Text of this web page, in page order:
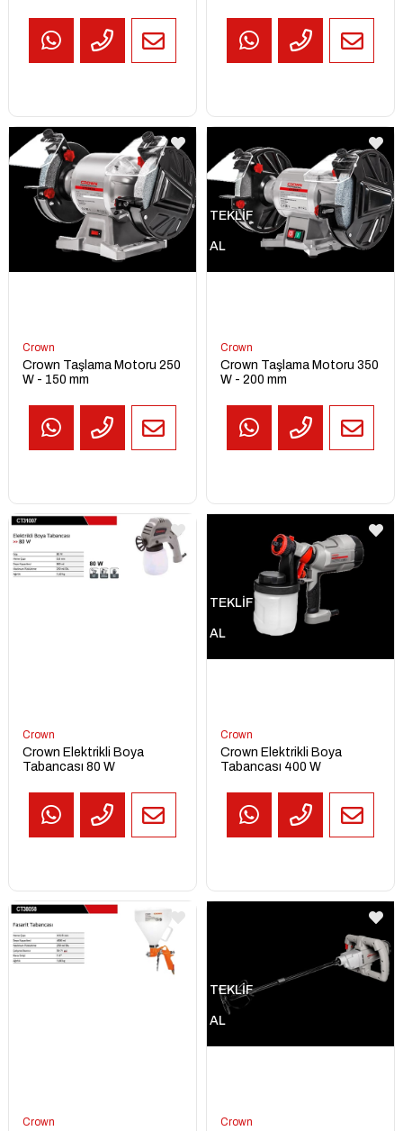
TEKLİF
AL
Crown
Crown Taşlama Motoru 250
W - 150 mm
Crown
Crown Taşlama Motoru 350
W - 200 mm
TEKLİF
AL
Crown
Crown Elektrikli Boya
Tabancası 80 W
Crown
Crown Elektrikli Boya
Tabancası 400 W
TEKLİF
AL
Crown Crown